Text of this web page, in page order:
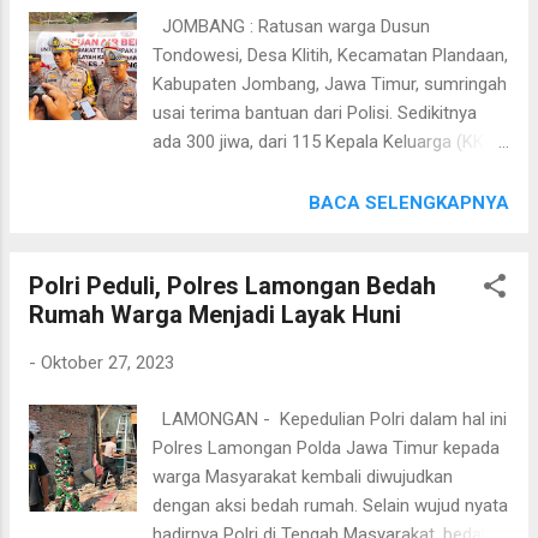
elemen warga mewaspadai berita hoaks
yang bisa memicu perpecahan sesama anak
bangsa. "Waspadai berita hoaks atau berita
palsu yang tidak bisa dipertanggungjawabkan
kebenarannya. Teliti kembali sebelum
kita dapatkan melalui media sosial,"
issue" politik yan...
JOMBANG : Ratusan warga Dusun
Tondowesi, Desa Klitih, Kecamatan Plandaan,
Kabupaten Jombang, Jawa Timur, sumringah
usai terima bantuan dari Polisi. Sedikitnya
ada 300 jiwa, dari 115 Kepala Keluarga (KK)
Kecamatan Plandaan, Kabupaten Jombang,
mengalami krisis air bersih, menerima 14 ribu
liter air bersih dan sembako dari Satlantas
bersih tersebut, disalurkan Satlantas Polres
Polisi lalu lintas ini datang dengan membawa
2 truk tangka air masing-masing truk tangki
berisi 7.000 liter air. Setibanya di lokasi, warga
langsung menyerbu 2 truk tangki air. Warga
BACA SELENGKAPNYA
Polri Peduli, Polres Lamongan Bedah
Rumah Warga Menjadi Layak Huni
- Oktober 27, 2023
LAMONGAN - Kepedulian Polri dalam hal ini
Polres Lamongan Polda Jawa Timur kepada
warga Masyarakat kembali diwujudkan
dengan aksi bedah rumah. Selain wujud nyata